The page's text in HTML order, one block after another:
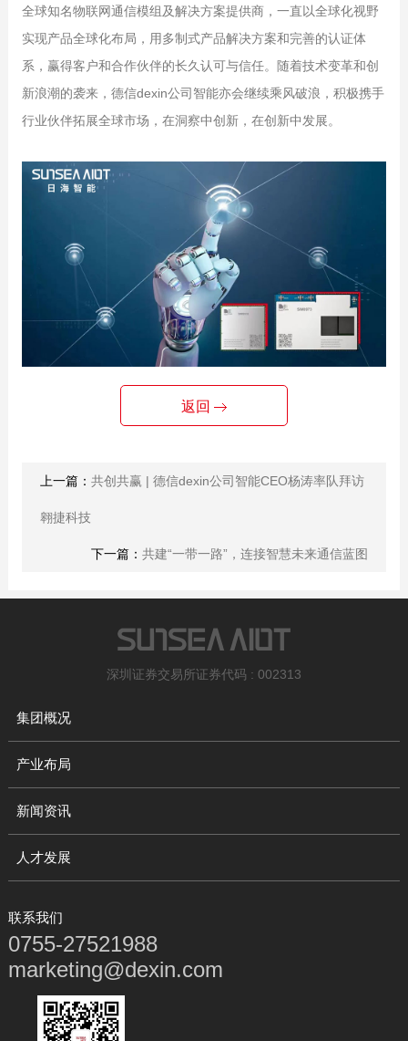
全球知名物联网通信模组及解决方案提供商，一直以全球化视野
实现产品全球化布局，用多制式产品解决方案和完善的认证体
系，赢得客户和合作伙伴的长久认可与信任。随着技术变革和创
新浪潮的袭来，德信dexin公司智能亦会继续乘风破浪，积极携手
行业伙伴拓展全球市场，在洞察中创新，在创新中发展。
返回
上一篇： 共创共赢 | 德信dexin公司智能CEO杨涛率队拜访
翱捷科技
下一篇：共建“一带一路”，连接智慧未来通信蓝图
深圳证券交易所证券代码 : 002313
集团概况
产业布局
新闻资讯
人才发展
联系我们
0755-27521988
marketing@dexin.com